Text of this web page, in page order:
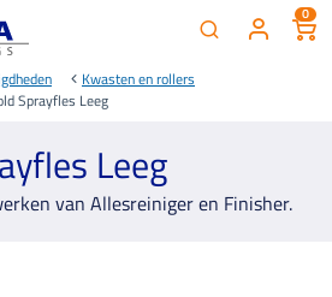
0
Kwasten en rollers
Sprayfles Leeg
Leeg
van Allesreiniger en Finisher.